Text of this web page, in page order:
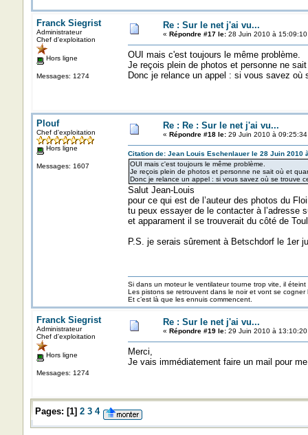
Franck Siegrist
Administrateur
Chef d'exploitation
Hors ligne
Messages: 1274
Re : Sur le net j'ai vu...
« Répondre #17 le:28 Juin 2010 à 15:09:10
OUI mais c'est toujours le même problème.
Je reçois plein de photos et personne ne
Donc je relance un appel : si vous savez
Plouf
Chef d'exploitation
Hors ligne
Messages: 1607
Re : Re : Sur le net j'ai vu...
« Répondre #18 le:29 Juin 2010 à 09:25:34
Citation de: Jean Louis Eschenlauer le 28 Juin 2010
OUI mais c'est toujours le même problème.
Je reçois plein de photos et personne ne sait où et
Donc je relance un appel : si vous savez où se trouve
Salut Jean-Louis
pour ce qui est de l’auteur des photos du
tu peux essayer de le contacter à l’adresse
et apparament il se trouverait du côté de
P.S. je serais sûrement à Betschdorf le 1er
Si dans un moteur le ventilateur tourne trop vite, il éteint
Les pistons se retrouvent dans le noir et vont se
Et c’est là que les ennuis commencent.
Franck Siegrist
Administrateur
Chef d'exploitation
Hors ligne
Messages: 1274
Re : Sur le net j'ai vu...
« Répondre #19 le:29 Juin 2010 à 13:10:20
Merci,
Je vais immédiatement faire un mail pour
Pages: [1] 2 3 4